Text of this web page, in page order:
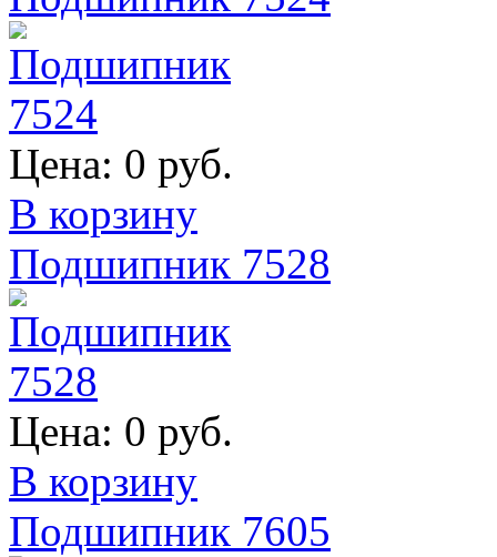
Цена: 0 руб.
В корзину
Подшипник 7528
Цена: 0 руб.
В корзину
Подшипник 7605